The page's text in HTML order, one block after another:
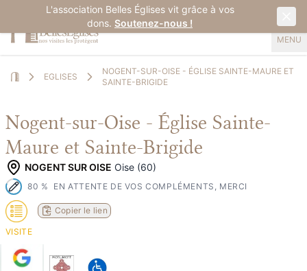
L'association Belles Églises vit grâce à vos
dons. Soutenez-nous !
MENU
EGLISES
NOGENT-SUR-OISE - ÉGLISE SAINTE-MAURE ET
SAINTE-BRIGIDE
Nogent-sur-Oise - Église Sainte-
Maure et Sainte-Brigide
NOGENT SUR OISE Oise (60)
80 % EN ATTENTE DE VOS COMPLÉMENTS, MERCI
VISITE
Copier le lien